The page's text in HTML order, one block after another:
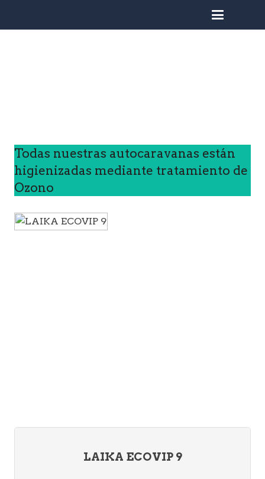
Todas nuestras autocaravanas están
higienizadas mediante tratamiento de
Ozono
LAIKA ECOVIP 9